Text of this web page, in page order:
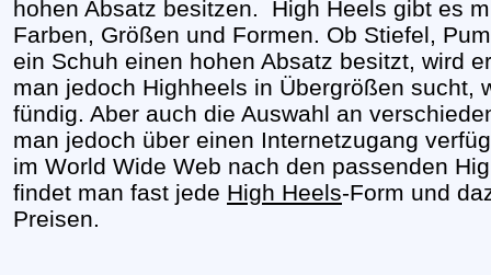
hohen Absatz besitzen. High Heels gibt es
Farben, Größen und Formen. Ob Stiefel,
ein Schuh einen hohen Absatz besitzt, wird
man jedoch Highheels in Übergrößen sucht,
fündig. Aber auch die Auswahl an
man jedoch über einen Internetzugang
im World Wide Web nach den passenden
findet man fast jede High Heels-Form und
Preisen.